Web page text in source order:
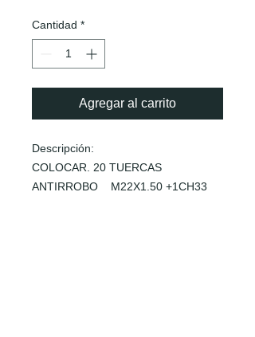
Cantidad *
Agregar al carrito
Descripción:
COLOCAR. 20 TUERCAS
ANTIRROBO M22X1.50 +1CH33